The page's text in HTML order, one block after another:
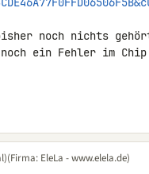
noch nichts
noch ein Fehler im
(Firma: EleLa - www.elela.de)